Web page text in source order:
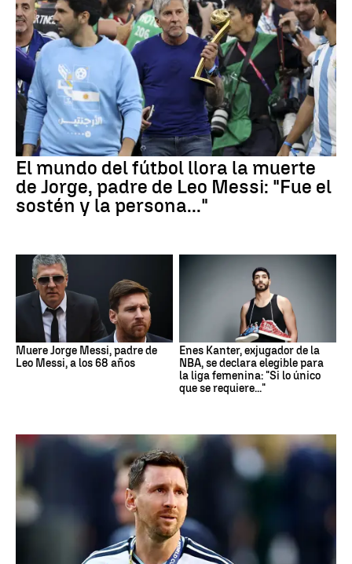
El mundo del fútbol llora la muerte
de Jorge, padre de Leo Messi: "Fue el
sostén y la persona..."
Muere Jorge Messi, padre de
Leo Messi, a los 68 años
Enes Kanter, exjugador de la
NBA, se declara elegible para
la liga femenina: "Si lo único
que se requiere..."